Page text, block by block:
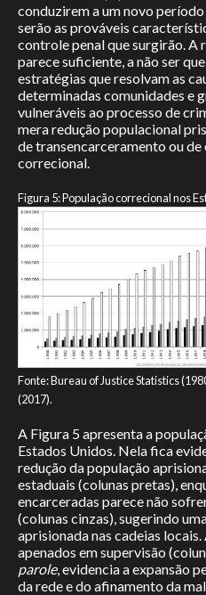
conduzirem a um novo
serão as prováveis
controle penal que surgirão. A
parece suficiente, a não ser
estratégias que resolvam as
determinadas comunidades e
vulneráveis ao processo de
mera redução populacional
de transencarceramento ou de
correcional.
Figura 5: População correcional nos
Fonte: Bureau of Justice Statistics
(2017).
A Figura 5 apresenta a
Estados Unidos. Nela fica
redução da população
estaduais (colunas pretas),
encarceradas parece não
(colunas cinzas), sugerindo
aprisionada nas cadeias
apenados em supervisão
parole, evidencia a expansão
da rede e do afinamento da